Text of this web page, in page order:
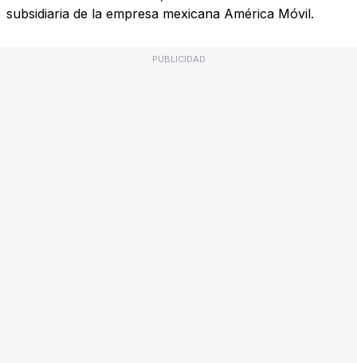
subsidiaria de la empresa mexicana América Móvil.
PUBLICIDAD